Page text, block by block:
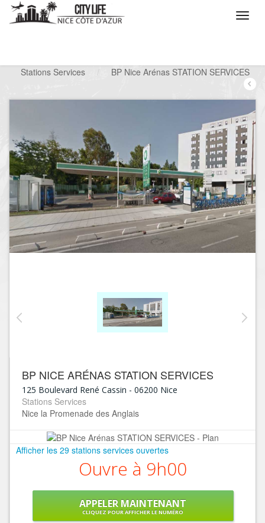
Stations Services
/ BP Nice Arénas STATION SERVICES
BP NICE ARÉNAS STATION SERVICES
125 Boulevard René Cassin - 06200 Nice
Stations Services
Nice la Promenade des Anglais
Afficher les 29 stations services ouvertes
Ouvre à 9h00
APPELER MAINTENANT
CLIQUEZ POUR AFFICHER LE NUMÉRO